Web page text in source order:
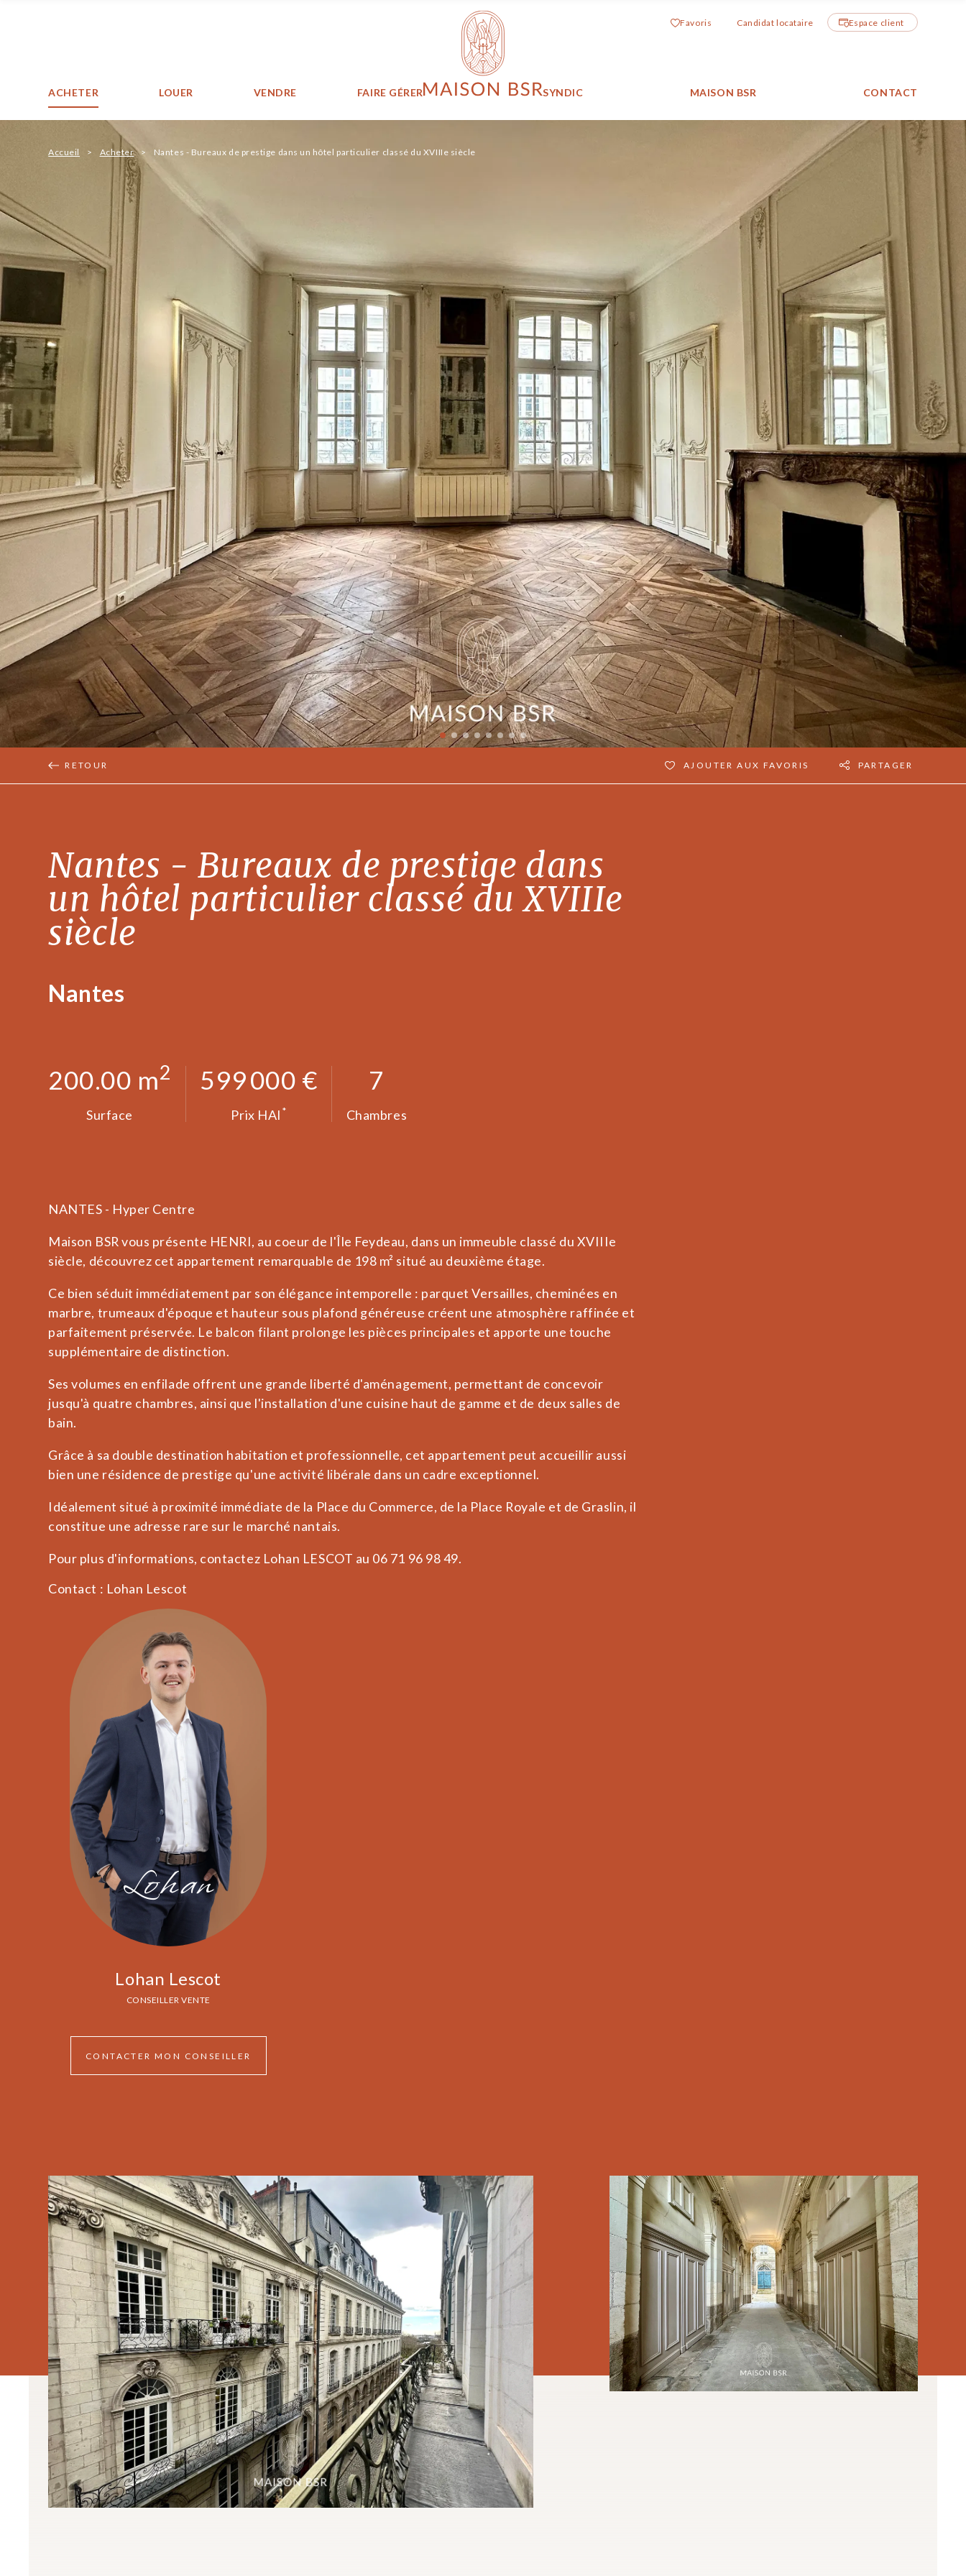
Favoris Candidat locataire Espace client
ACHETER LOUER VENDRE FAIRE GÉRER
Maison BSR
SYNDIC MAISON BSR CONTACT
Accueil Acheter Nantes - Bureaux de prestige dans un hôtel particulier classé du XVIIIe siècle
RETOUR AJOUTER AUX FAVORIS PARTAGER
Nantes - Bureaux de prestige dans
un hôtel particulier classé du XVIIIe
siècle
Nantes
200.00 m2
Surface
599 000 €
Prix HAI *
7
Chambres
NANTES - Hyper Centre
Maison BSR vous présente HENRI, au coeur de l'Île Feydeau, dans un immeuble classé du XVIIIe
siècle, découvrez cet appartement remarquable de 198 m² situé au deuxième étage.
Ce bien séduit immédiatement par son élégance intemporelle : parquet Versailles, cheminées en
marbre, trumeaux d'époque et hauteur sous plafond généreuse créent une atmosphère raffinée et
parfaitement préservée. Le balcon filant prolonge les pièces principales et apporte une touche
supplémentaire de distinction.
Ses volumes en enfilade offrent une grande liberté d'aménagement, permettant de concevoir
jusqu'à quatre chambres, ainsi que l'installation d'une cuisine haut de gamme et de deux salles de
bain.
Grâce à sa double destination habitation et professionnelle, cet appartement peut accueillir aussi
bien une résidence de prestige qu'une activité libérale dans un cadre exceptionnel.
Idéalement situé à proximité immédiate de la Place du Commerce, de la Place Royale et de Graslin, il
constitue une adresse rare sur le marché nantais.
Pour plus d'informations, contactez Lohan LESCOT au 06 71 96 98 49.
Contact : Lohan Lescot
Lohan
Lohan Lescot
CONSEILLER VENTE
CONTACTER MON CONSEILLER